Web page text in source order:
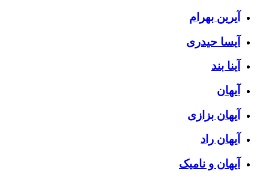
آیرین بهرام
آیسا حیدری
آینا بند
آیهان
آیهان بزازی
آیهان راد
آیهان و نامیک